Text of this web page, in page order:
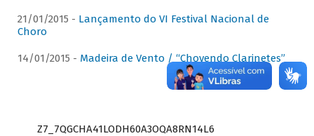
21/01/2015 - Lançamento do VI Festival Nacional de
Choro
14/01/2015 - Madeira de Vento / “Chovendo Clarinetes”
Z7_7QGCHA41LODH60A3OQA8RN14L6